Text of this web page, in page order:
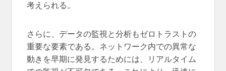
考えられる。
さらに、データの監視と分析もゼロトラストの
重要な要素である。ネットワーク内での異常な
動きを早期に発見するためには、リアルタイム